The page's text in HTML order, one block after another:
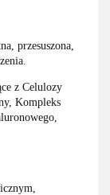
przesuszona,
z Celulozy
Kompleks